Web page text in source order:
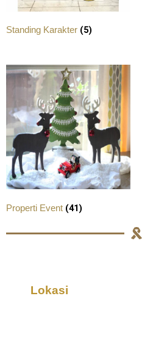
Standing Karakter (5)
Properti Event (41)
Lokasi